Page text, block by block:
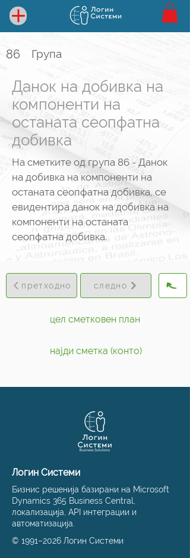
86 Група
Данок на добивка на
компоненти на
останата сеопфатна
добивка
На сметките од група 86 - Данок
на добивка на компоненти на
останата сеопфатна добивка, се
евидентира данок на добивка на
компоненти на останата
сеопфатна добивка.
претходно следно
цел сметковен план
најди сметка (конто)
Логин Системи
Бизнис решенија базирани на Microsoft
Dynamics 365 Business Central,
локализација, API интеграции и
автоматизација.
© 1991–2026 Логин Системи